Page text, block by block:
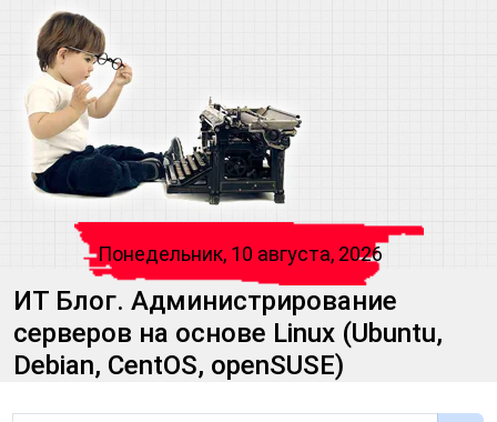
Понедельник, 10 августа, 2026
ИТ Блог. Администрирование
серверов на основе Linux (Ubuntu,
Debian, CentOS, openSUSE)